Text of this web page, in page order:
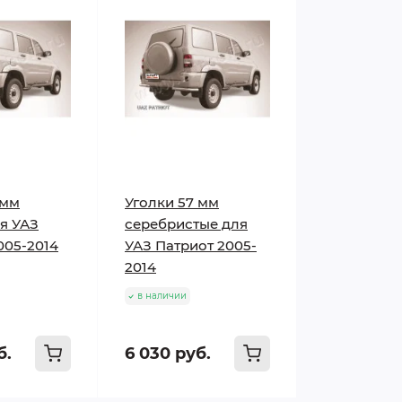
УАЗ
2014
Уголки 57 мм
серебристые для
УАЗ Патриот 2005-
2014
в наличии
6 030 руб.